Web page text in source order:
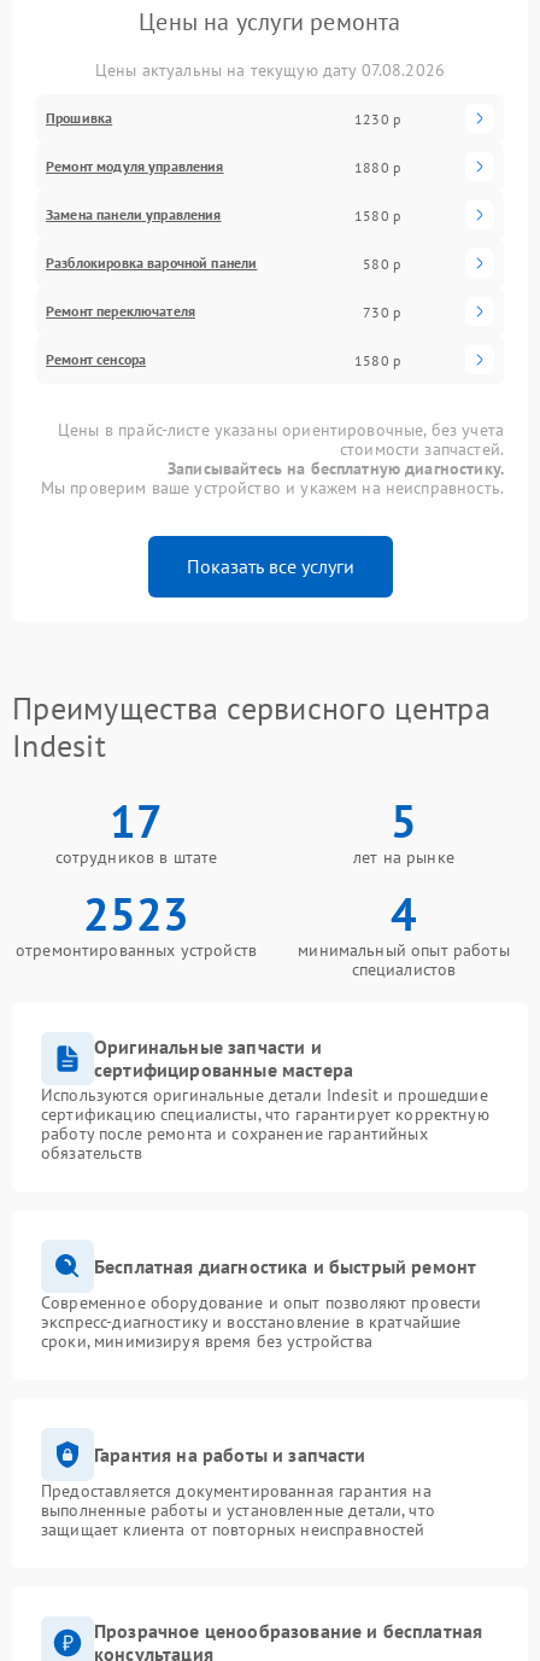
Цены на услуги ремонта
Цены актуальны на текущую дату 07.08.2026
Прошивка 1230 р
Ремонт модуля управления 1880 р
Замена панели управления 1580 р
Разблокировка варочной панели 580 р
Ремонт переключателя 730 р
Ремонт сенсора 1580 р
Цены в прайс-листе указаны ориентировочные, без учета
стоимости запчастей.
Записывайтесь на бесплатную диагностику.
Мы проверим ваше устройство и укажем на неисправность.
Показать все услуги
Преимущества сервисного центра
Indesit
17
сотрудников в штате
5
лет на рынке
2523
отремонтированных устройств
4
минимальный опыт работы
специалистов
Оригинальные запчасти и
сертифицированные мастера
Используются оригинальные детали Indesit и прошедшие
сертификацию специалисты, что гарантирует корректную
работу после ремонта и сохранение гарантийных
обязательств
Бесплатная диагностика и быстрый ремонт
Современное оборудование и опыт позволяют провести
экспресс-диагностику и восстановление в кратчайшие
сроки, минимизируя время без устройства
Гарантия на работы и запчасти
Предоставляется документированная гарантия на
выполненные работы и установленные детали, что
защищает клиента от повторных неисправностей
Прозрачное ценообразование и бесплатная
консультация